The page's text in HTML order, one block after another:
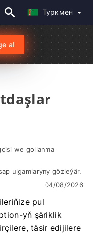
Туркмен
al
we gollanma
ulgamlaryny gözleýär.
04/08/2026
pul
yň şäriklik
täsir edijilere